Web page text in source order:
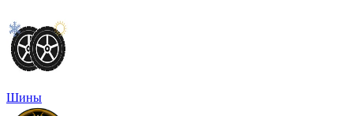
Шины